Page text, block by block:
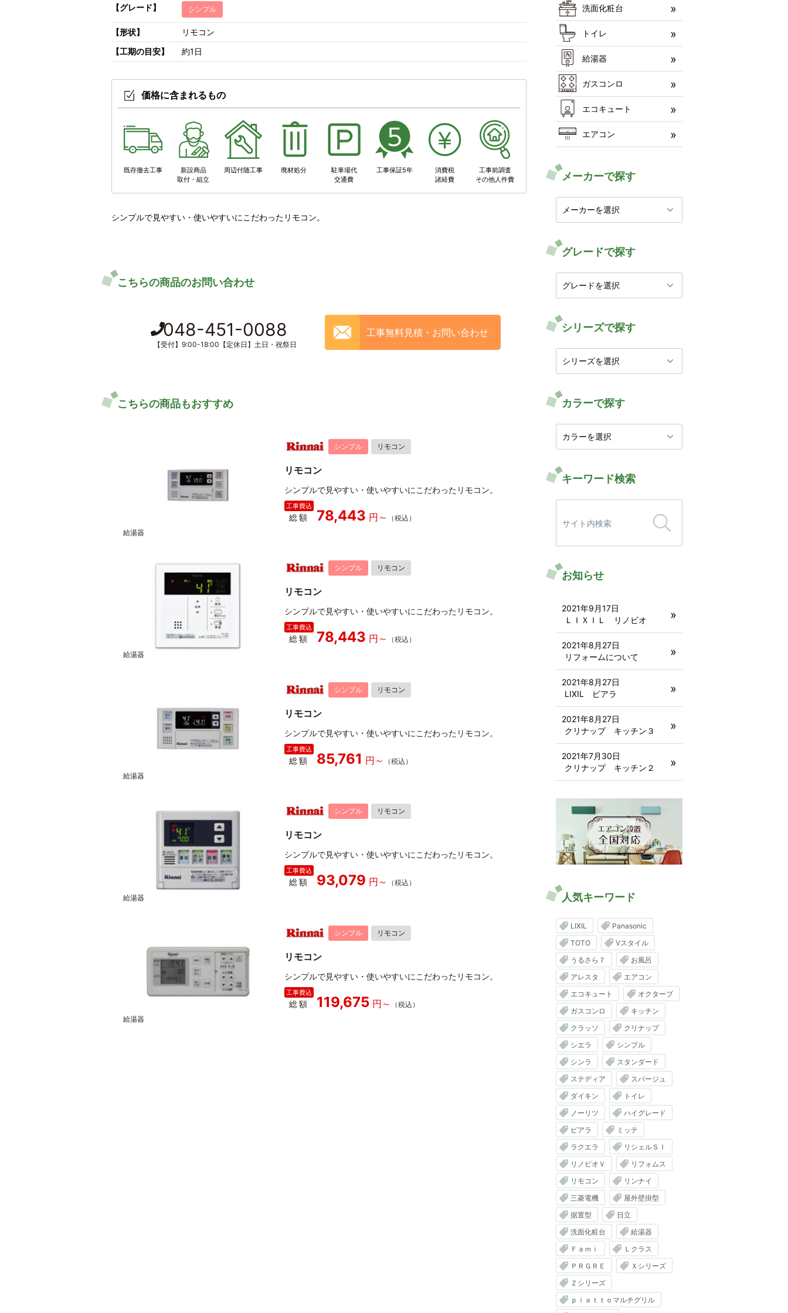
【グレード】 シンプル
【形状】
リモコン
【工期の目安】
約1日
価格に含まれるもの
既存撤去工事
新設商品
取付・組立
周辺付随工事 廃材処分
駐車場代
交通費
工事保証5年
消費税
諸経費
工事前調査
その他人件費
シンプルで見やすい・使いやすいにこだわったリモコン。
こちらの商品のお問い合わせ
048-451-0088
【受付】9:00-18:00【定休日】土日・祝祭日
工事無料見積・お問い合わせ
こちらの商品もおすすめ
シンプル リモコン
リモコン
シンプルで見やすい・使いやすいにこだわったリモコン。
総額 78,443
シンプル リモコン
リモコン
シンプルで見やすい・使いやすいにこだわったリモコン。
総額 78,443
シンプル リモコン
リモコン
シンプルで見やすい・使いやすいにこだわったリモコン。
総額 85,761
シンプル リモコン
リモコン
シンプルで見やすい・使いやすいにこだわったリモコン。
総額 93,079
シンプル リモコン
リモコン
シンプルで見やすい・使いやすいにこだわったリモコン。
総額 119,675
洗面化粧台
トイレ
給湯器
ガスコンロ
エコキュート
エアコン
メーカーで探す
グレードで探す
シリーズで探す
カラーで探す
キーワード検索
お知らせ
ＬＩＸＩＬ リノビオ
2021年9月17日
リフォームについて
2021年8月27日
LIXIL ピアラ
2021年8月27日
クリナップ キッチン３
2021年8月27日
クリナップ キッチン２
2021年7月30日
人気キーワード
LIXIL
Panasonic
TOTO
Vスタイル
うるさら７
お風呂
アレスタ
エアコン
エコキュート
オクターブ
ガスコンロ
キッチン
クラッソ
クリナップ
シエラ
シンプル
シンラ
スタンダード
ステディア
スパージュ
ダイキン
トイレ
ノーリツ
ハイグレード
ピアラ
ミッテ
ラクエラ
リシェルＳＩ
リノビオＶ
リフォムス
リモコン
リンナイ
三菱電機
屋外壁掛型
据置型
日立
洗面化粧台
給湯器
Ｆａｍｉ
Ｌクラス
ＰＲＧＲＥ
Ｘシリーズ
Ｚシリーズ
ｐｉａｔｔｏマルチグリル